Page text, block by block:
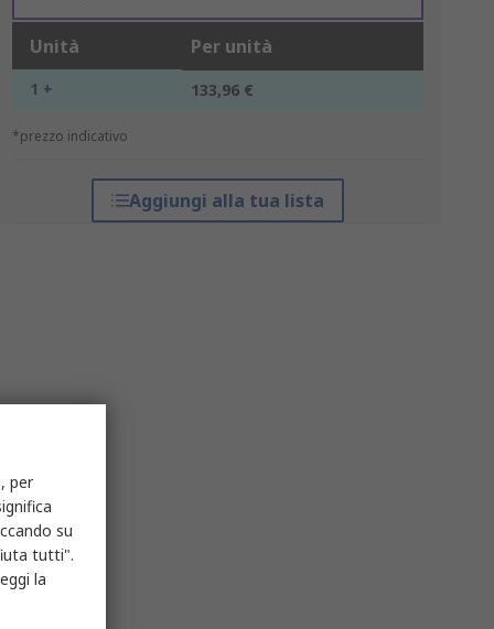
Unità Per unità
1 + 133,96 €
*prezzo indicativo
Aggiungi alla tua lista
per
su
tutti".
la